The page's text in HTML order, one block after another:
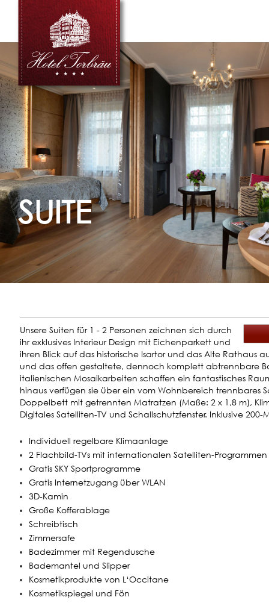
SUITE
Unsere Suiten für 1 - 2 Personen zeichnen sich durch
ihr exklusives Interieur Design mit Eichenparkett und
ihren Blick auf das historische Isartor und das Alte Rathaus
und das offen gestaltete, dennoch komplett abtrennbare
italienischen Mosaikarbeiten schaffen ein fantastisches
hinaus verfügen sie über ein vom Wohnbereich trennbares
Doppelbett mit getrennten Matratzen (Maße: 2 x 1,8 m),
Digitales Satelliten-TV und Schallschutzfenster. Inklusive 200-
Individuell regelbare Klimaanlage
2 Flachbild-TVs mit internationalen Satelliten-
Gratis SKY Sportprogramme
Gratis Internetzugang über WLAN
3D-Kamin
Große Kofferablage
Schreibtisch
Zimmersafe
Badezimmer mit Regendusche
Bademantel und Slipper
Kosmetikprodukte von L‘Occitane
Kosmetikspiegel und Fön